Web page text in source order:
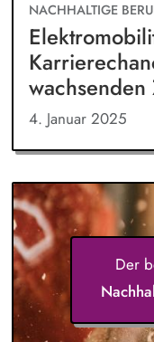
NACHHALTIGE
4. Januar 2025
Der